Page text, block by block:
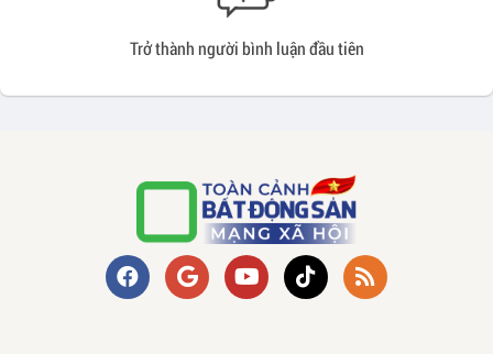
Trở thành người bình luận đầu tiên